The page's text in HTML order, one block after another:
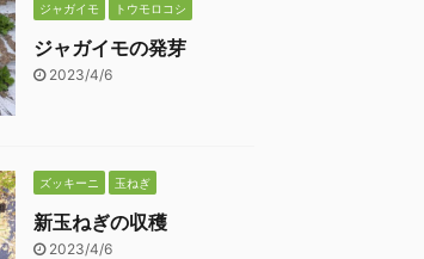
ジャガイモ トウモロコシ
ジャガイモの発芽
2023/4/6
ズッキーニ 玉ねぎ
新玉ねぎの収穫
2023/4/6